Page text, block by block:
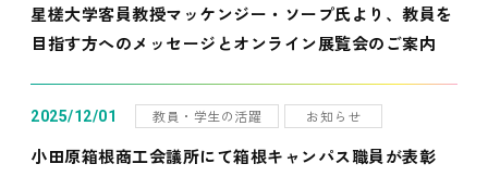
星槎大学客員教授マッケンジー・ソープ氏より、教員を
目指す方へのメッセージとオンライン展覧会のご案内
2025/12/01 教員・学生の活躍 お知らせ
小田原箱根商工会議所にて箱根キャンパス職員が表彰